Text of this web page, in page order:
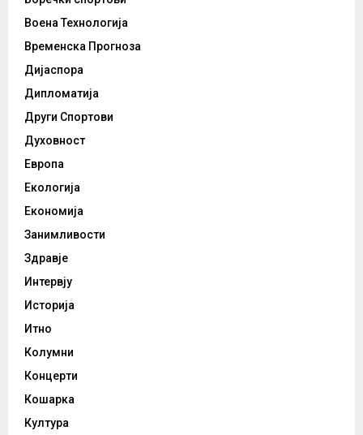
Воена Технологија
Временска Прогноза
Дијаспора
Дипломатија
Други Спортови
Духовност
Европа
Екологија
Економија
Занимливости
Здравје
Интервју
Историја
Итно
Колумни
Концерти
Кошарка
Култура